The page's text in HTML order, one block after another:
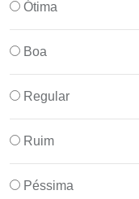
Ótima
Boa
Regular
Ruim
Péssima